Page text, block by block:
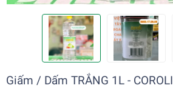
Giấm / Dấm TRẮNG 1L - COROLI